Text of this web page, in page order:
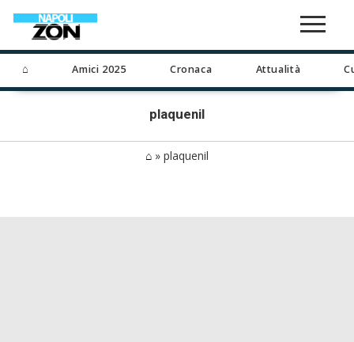
⌂ Amici 2025 Cronaca Attualità
plaquenil
⌂ » plaquenil